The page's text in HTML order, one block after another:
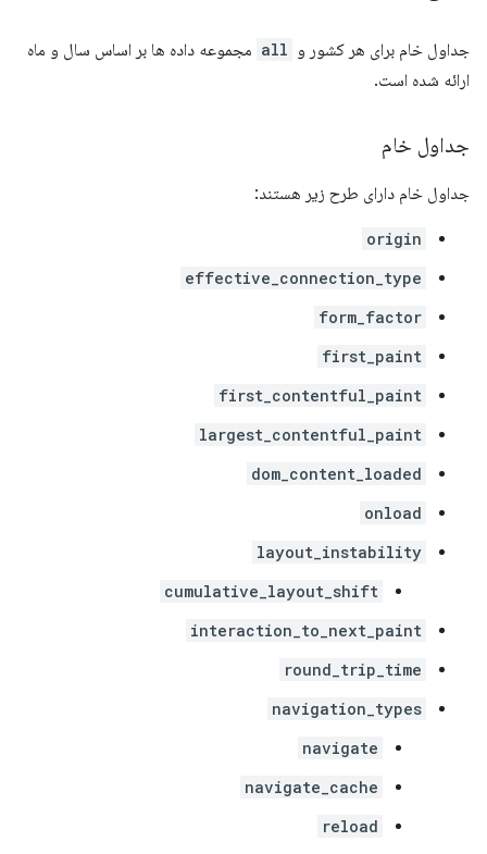
جداول خام برای هر کشور و all مجموعه داده ها بر اساس سال و ماه
ارائه شده است.
جداول خام
جداول خام دارای طرح زیر هستند:
origin
effective_connection_type
form_factor
first_paint
first_contentful_paint
largest_contentful_paint
dom_content_loaded
onload
layout_instability
cumulative_layout_shift
interaction_to_next_paint
round_trip_time
navigation_types
navigate
navigate_cache
reload